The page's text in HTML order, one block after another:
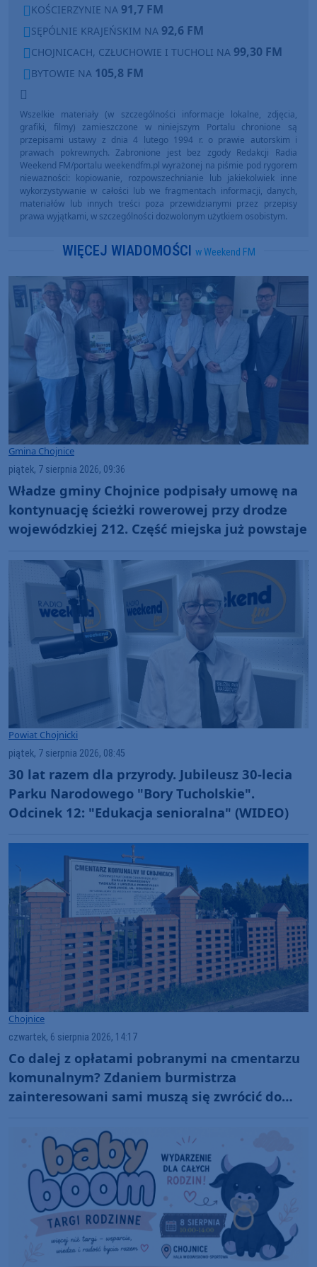
KOŚCIERZYNIE NA 91,7 FM
SĘPÓLNIE KRAJEŃSKIM NA 92,6 FM
CHOJNICACH, CZŁUCHOWIE I TUCHOLI NA 99,30 FM
BYTOWIE NA 105,8 FM
Wszelkie materiały (w szczególności informacje lokalne, zdjęcia,
grafiki, filmy) zamieszczone w niniejszym Portalu chronione są
przepisami ustawy z dnia 4 lutego 1994 r. o prawie autorskim i
prawach pokrewnych. Zabronione jest bez zgody Redakcji Radia
Weekend FM/portalu weekendfm.pl wyrażonej na piśmie pod rygorem
nieważności: kopiowanie, rozpowszechnianie lub jakiekolwiek inne
wykorzystywanie w całości lub we fragmentach informacji, danych,
materiałów lub innych treści poza przewidzianymi przez przepisy
prawa wyjątkami, w szczególności dozwolonym użytkiem osobistym.
WIĘCEJ WIADOMOŚCI w Weekend FM
Gmina Chojnice
piątek, 7 sierpnia 2026, 09:36
Władze gminy Chojnice podpisały umowę na
kontynuację ścieżki rowerowej przy drodze
wojewódzkiej 212. Część miejska już powstaje
Powiat Chojnicki
piątek, 7 sierpnia 2026, 08:45
30 lat razem dla przyrody. Jubileusz 30-lecia
Parku Narodowego "Bory Tucholskie".
Odcinek 12: "Edukacja senioralna" (WIDEO)
Chojnice
czwartek, 6 sierpnia 2026, 14:17
Co dalej z opłatami pobranymi na cmentarzu
komunalnym? Zdaniem burmistrza
zainteresowani sami muszą się zwrócić do